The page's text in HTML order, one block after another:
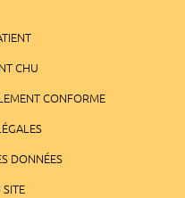
CHU
CONFORME
DONNÉES